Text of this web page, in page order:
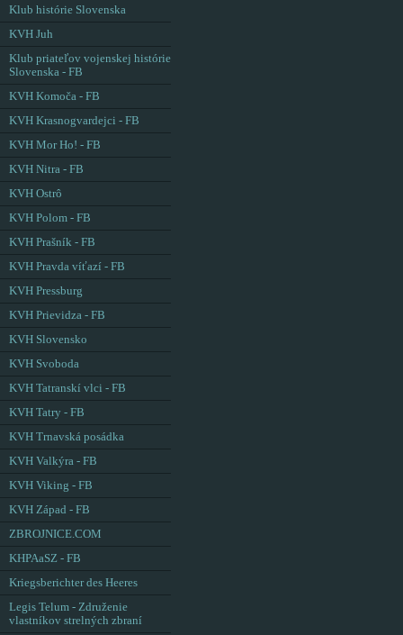
Klub histórie Slovenska
KVH Juh
Klub priateľov vojenskej histórie
Slovenska - FB
KVH Komoča - FB
KVH Krasnogvardejci - FB
KVH Mor Ho! - FB
KVH Nitra - FB
KVH Ostrô
KVH Polom - FB
KVH Prašník - FB
KVH Pravda víťazí - FB
KVH Pressburg
KVH Prievidza - FB
KVH Slovensko
KVH Svoboda
KVH Tatranskí vlci - FB
KVH Tatry - FB
KVH Trnavská posádka
KVH Valkýra - FB
KVH Viking - FB
KVH Západ - FB
ZBROJNICE.COM
KHPAaSZ - FB
Kriegsberichter des Heeres
Legis Telum - Združenie
vlastníkov strelných zbraní